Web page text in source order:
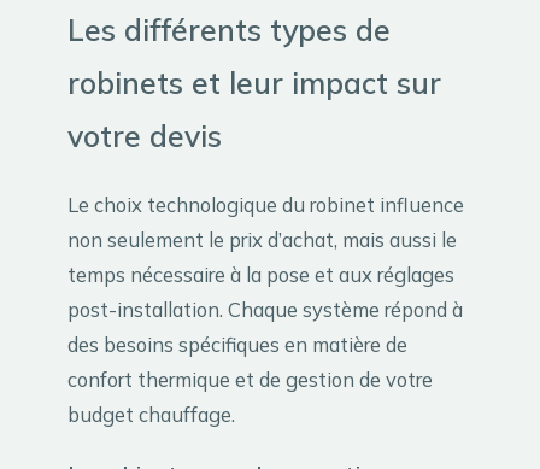
Les différents types de
robinets et leur impact sur
votre devis
Le choix technologique du robinet influence
non seulement le prix d’achat, mais aussi le
temps nécessaire à la pose et aux réglages
post-installation. Chaque système répond à
des besoins spécifiques en matière de
confort thermique et de gestion de votre
budget chauffage.